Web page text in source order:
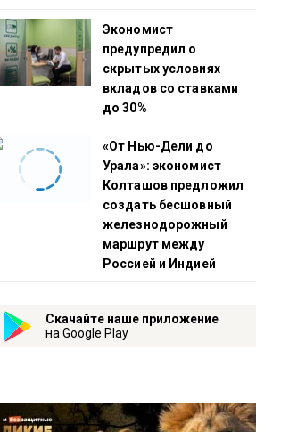
Экономист
предупредил о
скрытых условиях
вкладов со ставками
до 30%
«От Нью-Дели до
Урала»: экономист
Колташов предложил
создать бесшовный
железнодорожный
маршрут между
Россией и Индией
Скачайте наше приложение
на Google Play